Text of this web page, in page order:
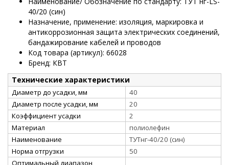
40/20 (син)
Назначение, применение: изоляция, маркировка и
антикоррозионная защита электрических соединений,
бандажирование кабелей и проводов
Код товара (артикул): 66028
Бренд: КВТ
Технические характеристики
Диаметр до усадки, мм
40
Диаметр после усадки, мм
20
Коэффициент усадки
2
Материал
полиолефин
Наименование
ТУТнг-40/20 (син)
Норма отгрузки
50
Оптимальный диапазон